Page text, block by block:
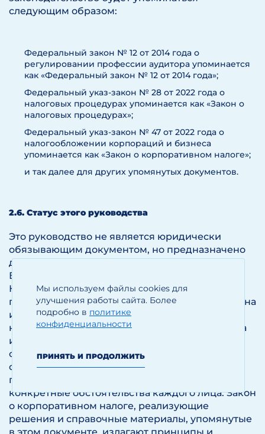
Мы используем файлы cookies для
улучшения работы сайта. Более
подробно в политике
конфиденциальности
ПРИНЯТЬ И ПРОДОЛЖИТЬ
следующим образом:
Федеральный закон № 12 от 2014 года о
регулировании профессии аудитора упоминается
как «Федеральный закон № 12 от 2014 года»;
Федеральный указ-закон № 28 от 2022 года о
налоговых процедурах упоминается как «Закон о
налоговых процедурах»;
Федеральный указ-закон № 47 от 2022 года о
налогообложении корпораций и бизнеса
упоминается как «Закон о корпоративном налоге»;
и так далее для других упомянутых документов.
2.6. Статус этого руководства
Это руководство не является юридически
обязывающим документом, но предназначено
для помощи в понимании взаимодействия
Бухгалтерских стандартов с режимом
Корпоративного налога в ОАЭ. Информация,
предоставленная в этом руководстве, не должна
интерпретироваться как юридическая или
налоговая консультация. Оно не претендует на
исчерпывающую полноту и не дает
окончательного ответа в каждом случае. Оно
основано на законодательстве на момент
публикации руководства. Следует учитывать
конкретные обстоятельства каждого лица. Закон
о корпоративном налоге, реализующие
решения и справочные материалы, упомянутые